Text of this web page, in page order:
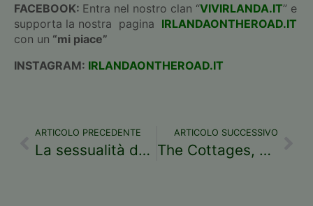
FACEBOOK: Entra nel nostro clan “VIVIRLANDA.IT” e
supporta la nostra pagina IRLANDAONTHEROAD.IT
con un “mi piace”
INSTAGRAM: IRLANDAONTHEROAD.IT
ARTICOLO PRECEDENTE
La sessualità dei Celti
ARTICOLO SUCCESSIVO
The Cottages, un resort molto speciale – Testo di Valentina Salaris